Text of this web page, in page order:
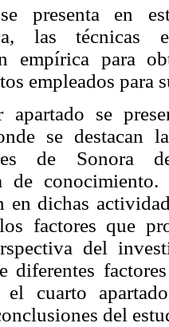
presenta en
las técnicas
empírica para
empleados para
apartado se
se destacan
de Sonora
de
en dichas
factores que
del
diferentes
el cuarto
del